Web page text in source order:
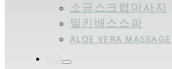
소금스크럽마사지
밀키배스스파
ALOE VERA MASSAGE
KO